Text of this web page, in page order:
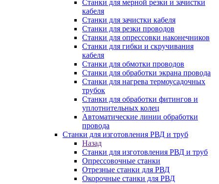
Станки для мерной резки и зачистки
кабеля
Станки для зачистки кабеля
Станки для резки проводов
Станки для опрессовки наконечников
Станки для гибки и скручивания
кабеля
Станки для обмотки проводов
Станки для обработки экрана провода
Станки для нагрева термоусадочных
трубок
Станки для обработки фитингов и
уплотнительных колец
Автоматические линии обработки
провода
Станки для изготовления РВД и труб
Назад
Станки для изготовления РВД и труб
Опрессовочные станки
Отрезные станки для РВД
Окорочные станки для РВД